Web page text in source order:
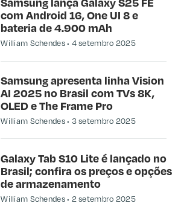
com Android 16, One UI 8 e
bateria de 4.900 mAh
William Schendes 4 setembro 2025
Samsung apresenta linha Vision
AI 2025 no Brasil com TVs 8K,
OLED e The Frame Pro
William Schendes 3 setembro 2025
Galaxy Tab S10 Lite é lançado no
Brasil; confira os preços e opções
de armazenamento
William Schendes 2 setembro 2025